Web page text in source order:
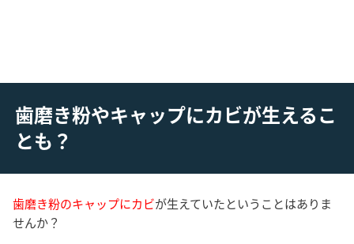
歯磨き粉やキャップにカビが生えるこ
とも？
歯磨き粉のキャップにカビが生えていたということはありま
せんか？